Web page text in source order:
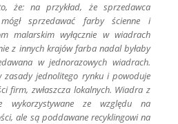
że: na przykład, że sprzedawca
sprzedawać farby ścienne i
malarskim wyłącznie w wiadrach
z innych krajów farba nadal byłaby
w jednorazowych wiadrach.
zasady jednolitego rynku i powoduje
firm, zwłaszcza lokalnych. Wiadra z
ze względu na
ale są poddawane recyklingowi na